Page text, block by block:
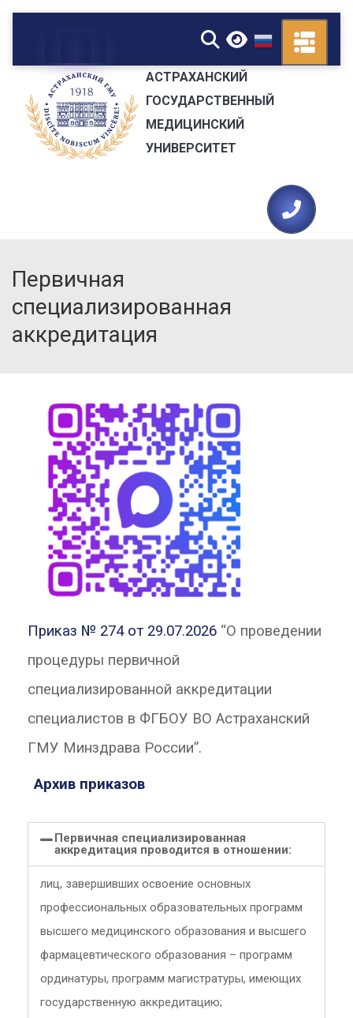
▼
АСТРАХАНСКИЙ
ГОСУДАРСТВЕННЫЙ
МЕДИЦИНСКИЙ
УНИВЕРСИТЕТ
Первичная
специализированная
аккредитация
Приказ № 274 от 29.07.2026 “О проведении
процедуры первичной
специализированной аккредитации
специалистов в ФГБОУ ВО Астраханский
ГМУ Минздрава России”.
Архив приказов
Первичная специализированная
аккредитация проводится в отношении:
лиц, завершивших освоение основных
профессиональных образовательных программ
высшего медицинского образования и высшего
фармацевтического образования – программ
ординатуры, программ магистратуры, имеющих
государственную аккредитацию;